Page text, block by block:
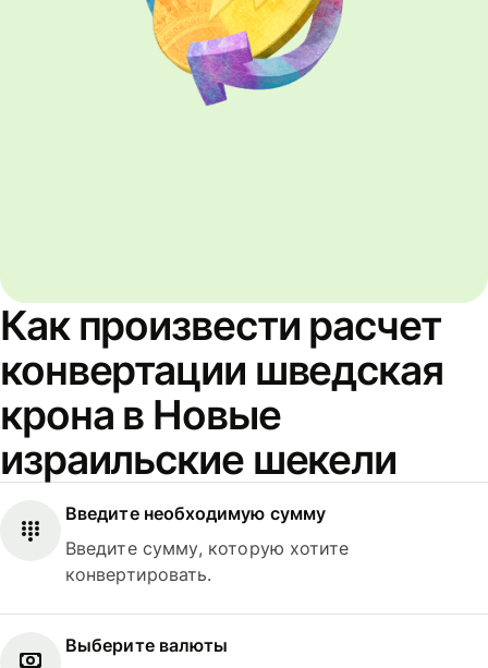
Как произвести расчет
конвертации шведская
крона в Новые
израильские шекели
Введите необходимую сумму
Введите сумму, которую хотите
конвертировать.
Выберите валюты